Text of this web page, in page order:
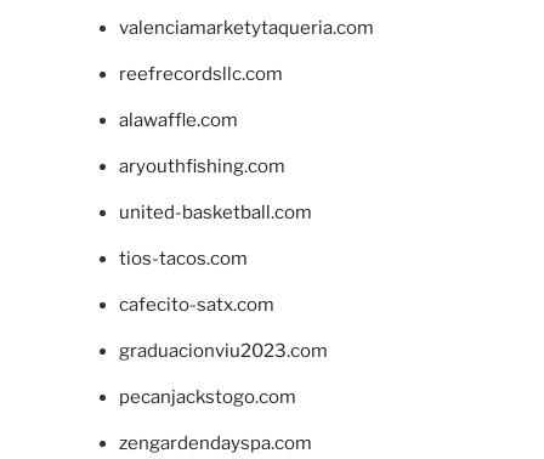
valenciamarketytaqueria.com
reefrecordsllc.com
alawaffle.com
aryouthfishing.com
united-basketball.com
tios-tacos.com
cafecito-satx.com
graduacionviu2023.com
pecanjackstogo.com
zengardendayspa.com